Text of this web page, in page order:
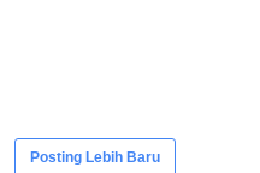
Posting Lebih Baru